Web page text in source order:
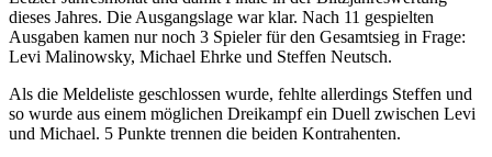
dieses Jahres. Die Ausgangslage war klar. Nach 11 gespielten
Ausgaben kamen nur noch 3 Spieler für den Gesamtsieg in Frage:
Levi Malinowsky, Michael Ehrke und Steffen Neutsch.
Als die Meldeliste geschlossen wurde, fehlte allerdings Steffen und
so wurde aus einem möglichen Dreikampf ein Duell zwischen Levi
und Michael. 5 Punkte trennen die beiden Kontrahenten.